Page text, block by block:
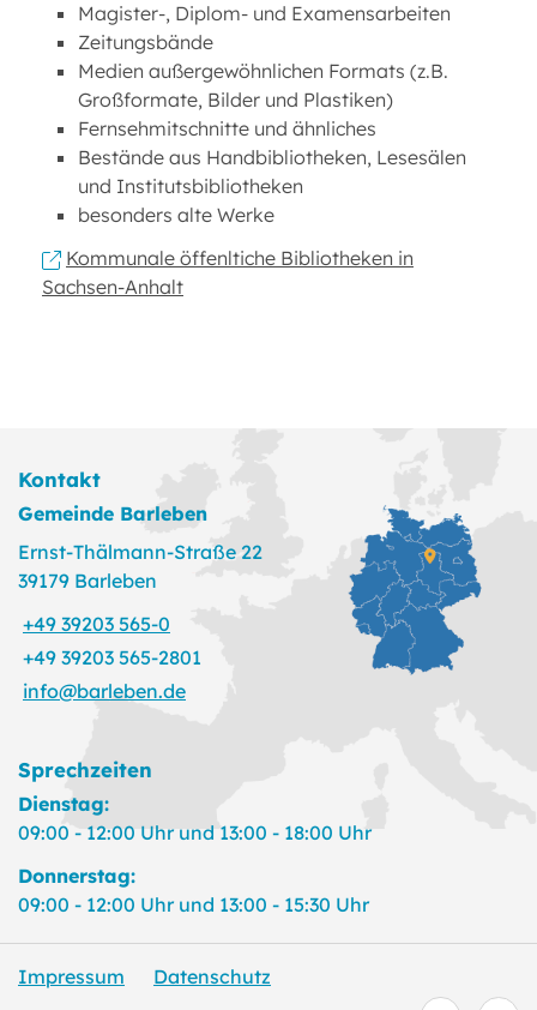
Magister-, Diplom- und Examensarbeiten
Zeitungsbände
Medien außergewöhnlichen Formats (z.B.
Großformate, Bilder und Plastiken)
Fernsehmitschnitte und ähnliches
Bestände aus Handbibliotheken, Lesesälen
und Institutsbibliotheken
besonders alte Werke
Kommunale öffenltiche Bibliotheken in
Sachsen-Anhalt
Kontakt
Gemeinde Barleben
Ernst-Thälmann-Straße 22
39179 Barleben
+49 39203 565-0
+49 39203 565-2801
info@barleben.de
Sprechzeiten
Dienstag:
09:00 - 12:00 Uhr und 13:00 - 18:00 Uhr
Donnerstag:
09:00 - 12:00 Uhr und 13:00 - 15:30 Uhr
Impressum Datenschutz